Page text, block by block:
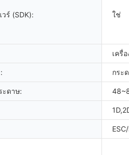
ร์ (SDK): ใช่
เครื่
กระ
ะดาษ: